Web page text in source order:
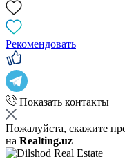
Рекомендовать
Показать контакты
Пожалуйста, скажите
на Realting.uz